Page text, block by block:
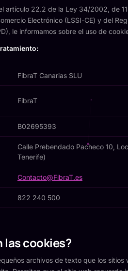
artículo 22.2 de la Ley 34/2002, de
Electrónico (LSSI-CE) y del
le informamos sobre el uso de
FibraT Canarias SLU
FibraT
B02695393
Calle Prebendado Pacheco 10,
Tenerife)
Contacto@FibraT.es
822 240 500
las cookies?
archivos de texto que los